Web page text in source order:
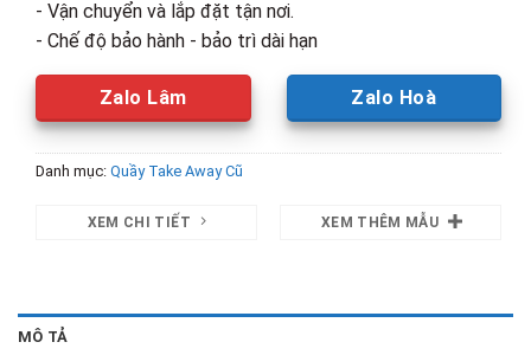
- Vận chuyển và lắp đặt tận nơi.
- Chế độ bảo hành - bảo trì dài hạn
Zalo Lâm Zalo Hoà
Danh mục: Quầy Take Away Cũ
XEM CHI TIẾT XEM THÊM MẪU
MÔ TẢ